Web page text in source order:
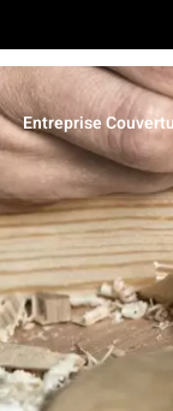
Entreprise